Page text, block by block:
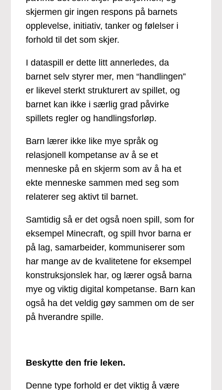
skjermen gir ingen respons på barnets
opplevelse, initiativ, tanker og følelser i
forhold til det som skjer.
I dataspill er dette litt annerledes, da
barnet selv styrer mer, men “handlingen”
er likevel sterkt strukturert av spillet, og
barnet kan ikke i særlig grad påvirke
spillets regler og handlingsforløp.
Barn lærer ikke like mye språk og
relasjonell kompetanse av å se et
menneske på en skjerm som av å ha et
ekte menneske sammen med seg som
relaterer seg aktivt til barnet.
Samtidig så er det også noen spill, som for
eksempel Minecraft, og spill hvor barna er
på lag, samarbeider, kommuniserer som
har mange av de kvalitetene for eksempel
konstruksjonslek har, og lærer også barna
mye og viktig digital kompetanse. Barn kan
også ha det veldig gøy sammen om de ser
på hverandre spille.
Beskytte den frie leken.
Denne type forhold er det viktig å være